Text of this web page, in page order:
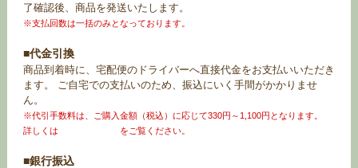
了確認後、商品を発送いたします。
※支払回数は一括のみとなっております。
■代金引換
商品到着時に、宅配便のドライバーへ直接代金をお支払いいただき
ます。 ご自宅での支払いのため、振込にいく手間がかかりませ
ん。
※代引手数料は、ご購入金額（税込）に応じて330円～1,100円となります。
詳しくは
をご覧ください。
■銀行振込